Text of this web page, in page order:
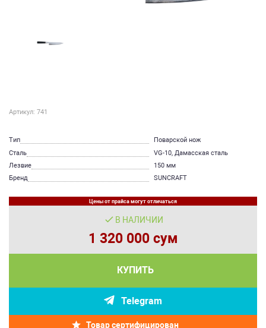
Артикул: 741
Тип
Поварской нож
Сталь
VG-10, Дамасская сталь
Лезвие
150 мм
Бренд
SUNCRAFT
Цены от прайса могут отличаться
В НАЛИЧИИ
1 320 000 сум
КУПИТЬ
Telegram
Товар сертифицирован